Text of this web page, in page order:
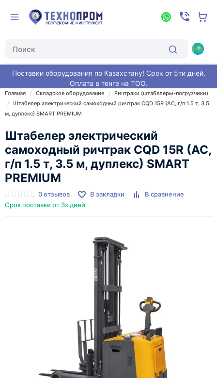
Поставки оборудования по Казахстану! Срок от 5ти дней.
Оплата в тенге на ТОО.
Главная Складское оборудование
Ричтраки (штабелеры-погрузчики)
Штабелер электрический самоходный ричтрак CQD 15R (AC, г/п 1.5 т, 3.5
м, дуплекс) SMART PREMIUM
Штабелер электрический
самоходный ричтрак CQD 15R (AC,
г/п 1.5 т, 3.5 м, дуплекс) SMART
PREMIUM
0 отзывов В закладки
В сравнение
Срок поставки от 3х дней